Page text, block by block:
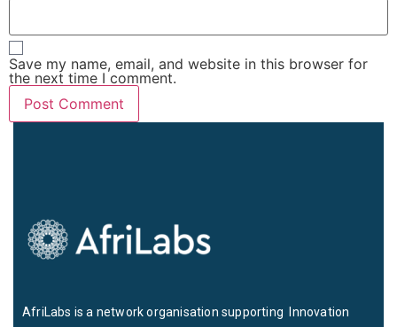
Save my name, email, and website in this browser for
the next time I comment.
AfriLabs is a network organisation supporting Innovation